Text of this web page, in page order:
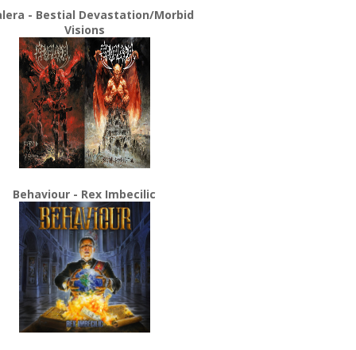
- Bestial Devastation/Morbid
Visions
Behaviour - Rex Imbecilic